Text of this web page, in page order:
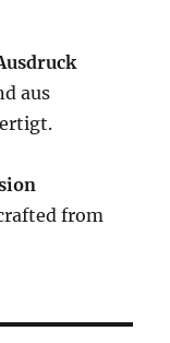
aus
from